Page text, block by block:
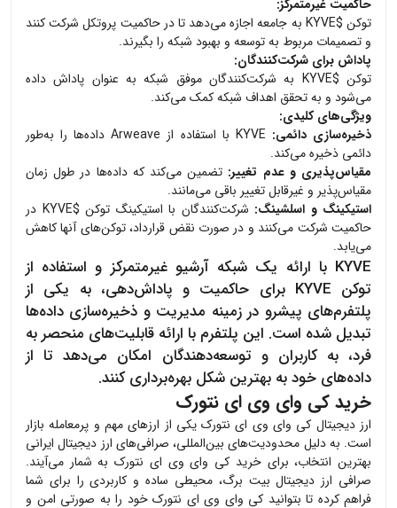
حاکمیت غیرمتمرکز:
توکن $KYVE به جامعه اجازه می‌دهد تا در حاکمیت پروتکل شرکت کنند
و تصمیمات مربوط به توسعه و بهبود شبکه را بگیرند.
پاداش برای شرکت‌کنندگان:
توکن $KYVE به شرکت‌کنندگان موفق شبکه به عنوان پاداش داده
می‌شود و به تحقق اهداف شبکه کمک می‌کند.
ویژگی‌های کلیدی:
ذخیره‌سازی دائمی:
KYVE با استفاده از Arweave داده‌ها را به‌طور
دائمی ذخیره می‌کند.
مقیاس‌پذیری و عدم تغییر: تضمین می‌کند که داده‌ها در طول زمان
مقیاس‌پذیر و غیرقابل تغییر باقی می‌مانند.
استیکینگ و اسلشینگ:
شرکت‌کنندگان با استیکینگ توکن $KYVE در
حاکمیت شرکت می‌کنند و در صورت نقض قرارداد، توکن‌های آنها کاهش
می‌یابد.
KYVE با ارائه یک شبکه آرشیو غیرمتمرکز و استفاده از
توکن KYVE برای حاکمیت و پاداش‌دهی، به یکی از
پلتفرم‌های پیشرو در زمینه مدیریت و ذخیره‌سازی داده‌ها
تبدیل شده است. این پلتفرم با ارائه قابلیت‌های منحصر به
فرد، به کاربران و توسعه‌دهندگان امکان می‌دهد تا از
داده‌های خود به بهترین شکل بهره‌برداری کنند.
خرید کی وای وی ای نتورک
ارز دیجیتال کی وای وی ای نتورکیکی از ارزهای مهم و پرمعامله بازار
است. به دلیل محدودیت‌های بین‌المللی، صرافی‌های ارز دیجیتال ایرانی
بهترین انتخاب، برای خرید کی وای وی ای نتورکبه شمار می‌آیند.
صرافی ارز دیجیتال بیت برگ، محیطی ساده و کاربردی را برای شما
فراهم کرده تا بتوانید کی وای وی ای نتورک خود را به صورتی امن و